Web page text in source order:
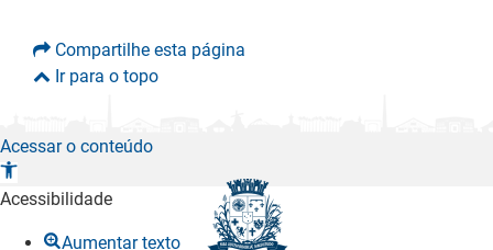
Compartilhe esta página
Ir para o topo
Acessar o conteúdo
A
b
Acessibilidade
Aumentar texto